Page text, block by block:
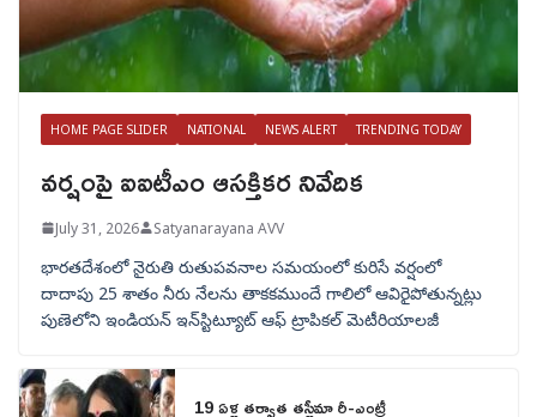
HOME PAGE SLIDER NATIONAL NEWS ALERT TRENDING TODAY
వర్షంపై ఐఐటీఎం ఆసక్తికర నివేదిక
July 31, 2026 Satyanarayana AVV
భారతదేశంలో నైరుతి రుతుపవనాల సమయంలో కురిసే వర్షంలో
దాదాపు 25 శాతం నీరు నేలను తాకకముందే గాలిలో ఆవిరైపోతున్నట్లు
పుణెలోని ఇండియన్ ఇన్‌స్టిట్యూట్ ఆఫ్ ట్రాపికల్ మెటీరియాలజీ
19 ఏళ్ల తర్వాత తస్లీమా రీ-ఎంట్రీ